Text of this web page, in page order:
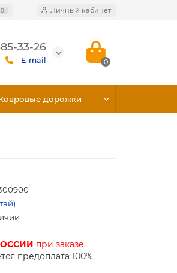
0 Личный кабинет
33-26
E-mail 0
дорожки
при заказе
предоплата 100%.